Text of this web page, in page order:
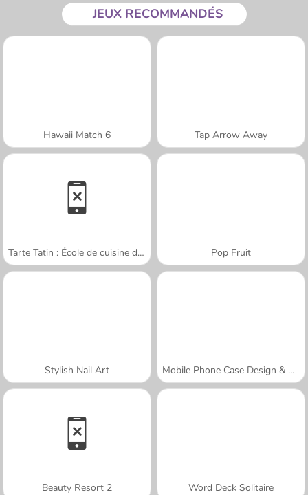
JEUX RECOMMANDÉS
Hawaii Match 6 Tap Arrow Away
Tarte Tatin : École de cuisine de Sara Pop Fruit
Stylish Nail Art Mobile Phone Case Design & DIY
Beauty Resort 2 Word Deck Solitaire